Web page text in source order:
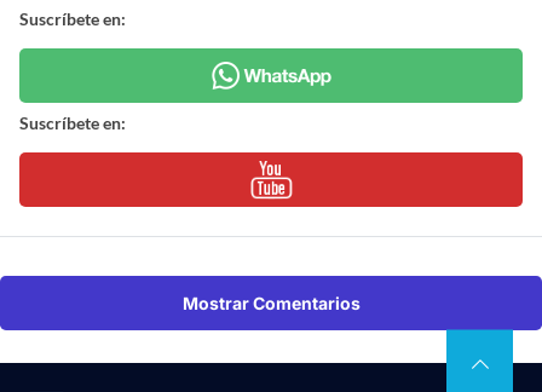
Suscríbete en:
Suscríbete en:
Mostrar Comentarios